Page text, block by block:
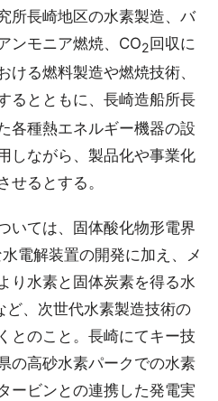
所長崎地区の水素製造、バ
ンモニア燃焼、CO2回収に
ける燃料製造や燃焼技術、
るとともに、長崎造船所長
各種熱エネルギー機器の設
しながら、製品化や事業化
せるとする。
いては、固体酸化物形電界
電解装置の開発に加え、メ
り水素と固体炭素を得る水
、次世代水素製造技術の
とのこと。長崎にてキー技
の高砂水素パークでの水素
ービンとの連携した発電実